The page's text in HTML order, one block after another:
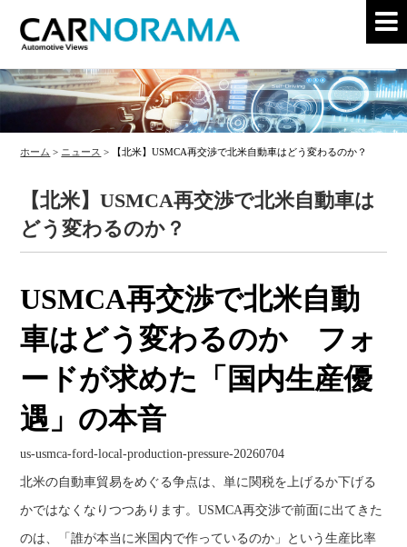
ホーム > ニュース > 【北米】USMCA再交渉で北米自動車はどう変わるのか？
【北米】USMCA再交渉で北米自動車は
どう変わるのか？
USMCA再交渉で北米自動
車はどう変わるのか フォ
ードが求めた「国内生産優
遇」の本音
us-usmca-ford-local-production-pressure-20260704
北米の自動車貿易をめぐる争点は、単に関税を上げるか下げる
かではなくなりつつあります。USMCA再交渉で前面に出てきた
のは、「誰が本当に米国内で作っているのか」という生産比率